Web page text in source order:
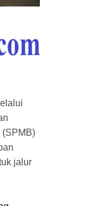
(SPMB)
jalur